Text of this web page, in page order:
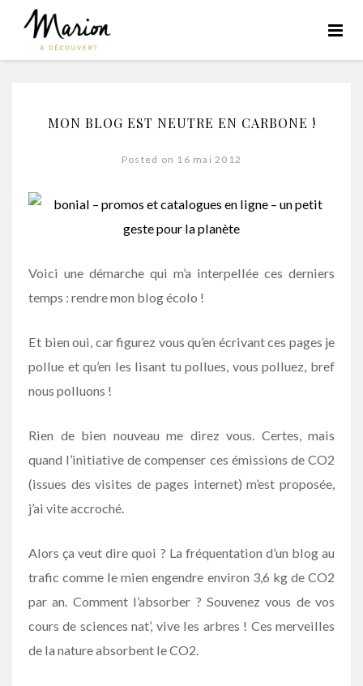
MON BLOG EST NEUTRE EN CARBONE !
Posted on 16 mai 2012
Voici une démarche qui m’a interpellée ces derniers
temps : rendre mon blog écolo !
Et bien oui, car figurez vous qu’en écrivant ces pages je
pollue et qu’en les lisant tu pollues, vous polluez, bref
nous polluons !
Rien de bien nouveau me direz vous. Certes, mais
quand l’initiative de compenser ces émissions de CO2
(issues des visites de pages internet) m’est proposée,
j’ai vite accroché.
Alors ça veut dire quoi ? La fréquentation d’un blog au
trafic comme le mien engendre environ 3,6 kg de CO2
par an. Comment l’absorber ? Souvenez vous de vos
cours de sciences nat’, vive les arbres ! Ces merveilles
de la nature absorbent le CO2.